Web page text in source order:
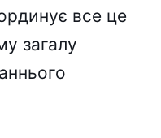
все це
загалу